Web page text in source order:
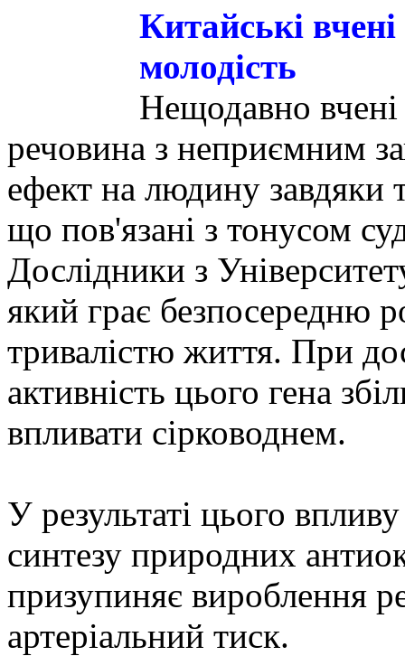
Китайські
молодість
Нещодавно вчені
речовина з неприємним
ефект на людину завдяки
що пов'язані з тонусом
Дослідники з
який грає безпосередню
тривалістю життя. При
активність цього гена
впливати сірководнем.
У результаті цього
синтезу природних
призупиняє вироблення
артеріальний тиск.